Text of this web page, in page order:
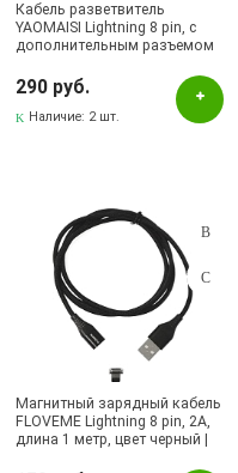
Кабель разветвитель
YAOMAISI Lightning 8 pin, c
дополнительным разъемом
цвет красный
290 руб.
Наличие: 2 шт.
Магнитный зарядный кабель
FLOVEME Lightning 8 pin, 2A,
длина 1 метр, цвет черный |